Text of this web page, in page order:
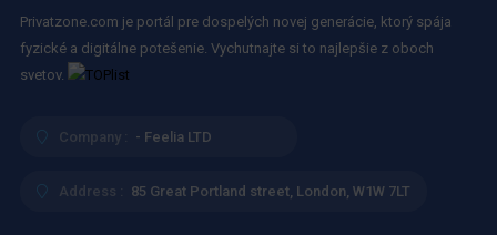
Privatzone.com je portál pre dospelých novej generácie, ktorý spája
fyzické a digitálne potešenie. Vychutnajte si to najlepšie z oboch
svetov.
Company : - Feelia LTD
Address : 85 Great Portland street, London, W1W 7LT